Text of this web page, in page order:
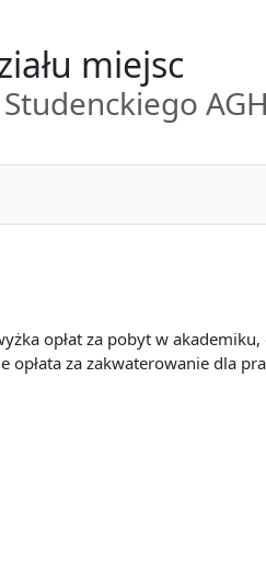
miejsc
AGH
opłat za pobyt w
za zakwaterowanie dla